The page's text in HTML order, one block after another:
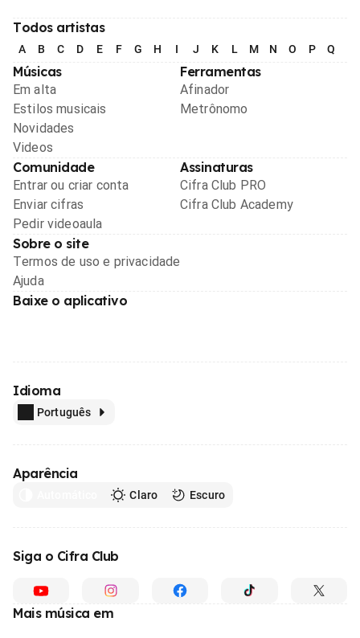
Todos artistas
A B C D E F G H I J K L M N O P Q
Músicas
Em alta
Estilos musicais
Novidades
Videos
Ferramentas
Afinador
Metrônomo
Comunidade
Entrar ou criar conta
Enviar cifras
Pedir videoaula
Assinaturas
Cifra Club PRO
Cifra Club Academy
Sobre o site
Termos de uso e privacidade
Ajuda
Baixe o aplicativo
Idioma
Português
Aparência
Claro Escuro
Siga o Cifra Club
Mais música em